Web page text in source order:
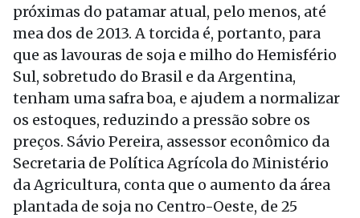
próximas do patamar atual, pelo menos, até
mea dos de 2013. A torcida é, portanto, para
que as lavouras de soja e milho do Hemisfério
Sul, sobretudo do Brasil e da Argentina,
tenham uma safra boa, e ajudem a normalizar
os estoques, reduzindo a pressão sobre os
preços. Sávio Pereira, assessor econômico da
Secretaria de Política Agrícola do Ministério
da Agricultura, conta que o aumento da área
plantada de soja no Centro-Oeste, de 25